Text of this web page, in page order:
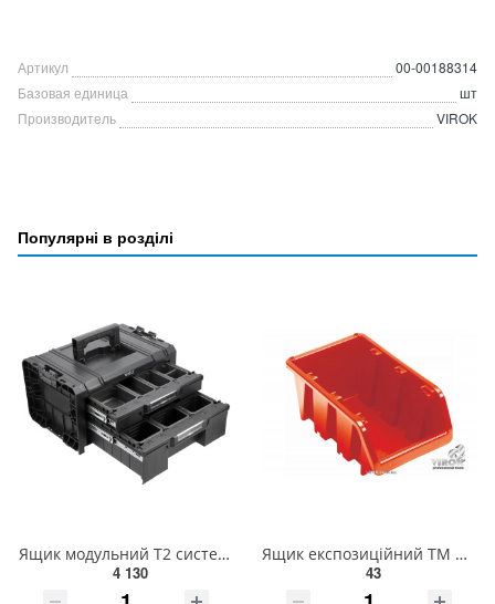
Артикул
00-00188314
Базовая единица
шт
Производитель
VIROK
Популярні в розділі
Ящик модульний Т2 системи S12 пластиковий YATO з 2 комірковими шуфлядами, 450x313x245 мм [1] YT-0897
4 130
Ящик експозиційний ТМ ВІРОК "Ергобокс"; 90 х 118 х 198 мм 79V173
43